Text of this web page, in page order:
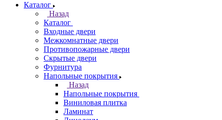
Каталог
Назад
Каталог
Входные двери
Межкомнатные двери
Противопожарные двери
Скрытые двери
Фурнитура
Напольные покрытия
Назад
Напольные покрытия
Виниловая плитка
Ламинат